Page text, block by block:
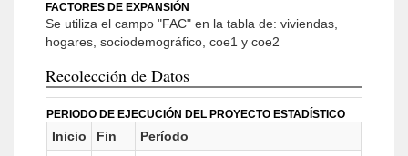
FACTORES DE EXPANSIÓN
Se utiliza el campo "FAC" en la tabla de: viviendas,
hogares, sociodemográfico, coe1 y coe2
Recolección de Datos
PERIODO DE EJECUCIÓN DEL PROYECTO ESTADÍSTICO
Inicio Fin
Período